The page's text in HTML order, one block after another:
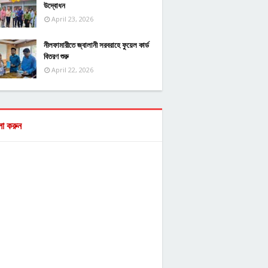
উদ্বোধন
April 23, 2026
নীলফামারীতে জ্বালানী সরবরাহে ফুয়েল কার্ড
বিতরণ শুরু
April 22, 2026
করুন